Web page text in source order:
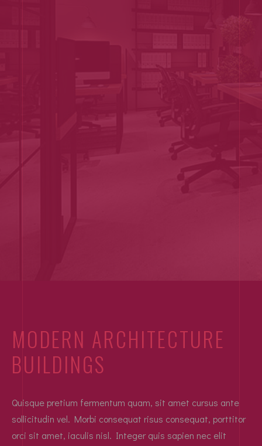
MODERN ARCHITECTURE
BUILDINGS
Quisque pretium fermentum quam, sit amet cursus ante
sollicitudin vel. Morbi consequat risus consequat, porttitor
orci sit amet, iaculis nisl. Integer quis sapien nec elit